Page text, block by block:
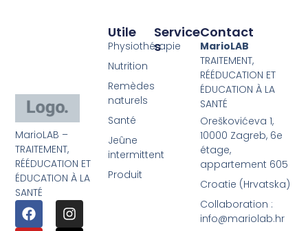
MarioLAB –
TRAITEMENT,
RÉÉDUCATION ET
ÉDUCATION À LA
SANTÉ
Service
S
Utile
Physiothérapie
Nutrition
Remèdes
naturels
Santé
Jeûne
intermittent
Produit
Contact
MarioLAB
TRAITEMENT,
RÉÉDUCATION ET
ÉDUCATION À LA
SANTÉ
Oreškovićeva 1,
10000 Zagreb, 6e
étage,
appartement 605
Croatie (Hrvatska)
Collaboration :
info@mariolab.hr